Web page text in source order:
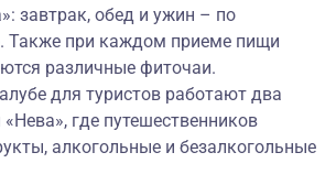
завтрак, обед и ужин – по
Также при каждом приеме пищи
различные фиточаи.
для туристов работают два
где путешественников
алкогольные и безалкогольные